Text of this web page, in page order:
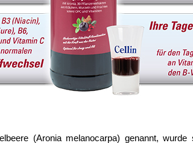
(Aronia melanocarpa) genannt,